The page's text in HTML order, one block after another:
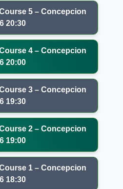
5 – Concepcion
20:30
4 – Concepcion
20:00
3 – Concepcion
19:30
2 – Concepcion
19:00
1 – Concepcion
18:30